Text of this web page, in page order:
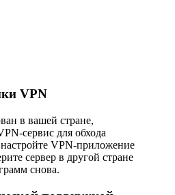
VPN
в вашей стране,
сервис для обхода
VPN-приложение
сервер в другой стране
снова.